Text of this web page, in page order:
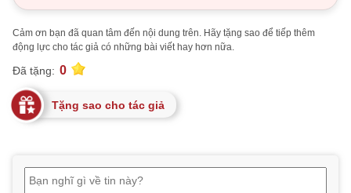
Cảm ơn bạn đã quan tâm đến nội dung trên. Hãy tặng sao để tiếp thêm
động lực cho tác giả có những bài viết hay hơn nữa.
Đã tặng: 0
Tặng sao cho tác giả